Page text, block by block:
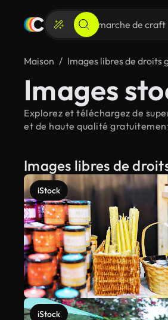
Maison Images libres de droits
Images
Explorez et téléchargez de
et de haute qualité
Images libres de
iStock
iStock